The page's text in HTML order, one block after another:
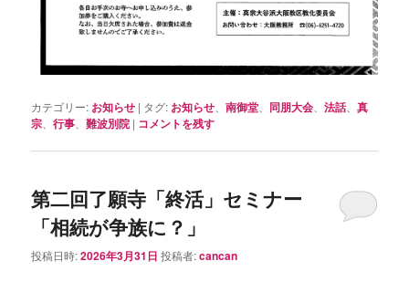
カテゴリー: お知らせ | タグ: お知らせ 、南御堂 同朋大会 、法話、真
宗 、行事 、難波別院 | コメントを残す
第二回了願寺「終活」セミナー
「相続が争族に？」
投稿日時:2026年3月31日 投稿者:cancan